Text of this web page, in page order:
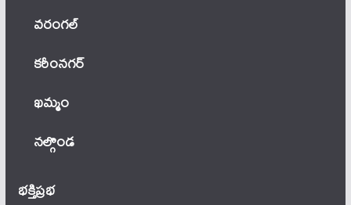
వ‌రంగ‌ల్
కరీంనగర్
ఖ‌మ్మం
నల్గొండ
భక్తిప్రభ